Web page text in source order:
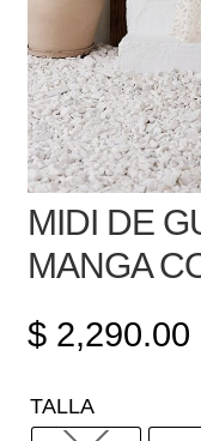
MIDI DE
MANGA
$2,290.00
TALLA